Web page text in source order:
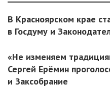
В Красноярском крае
в Госдуму и
«Не изменяем
Сергей Ерёмин
и Заксобрание